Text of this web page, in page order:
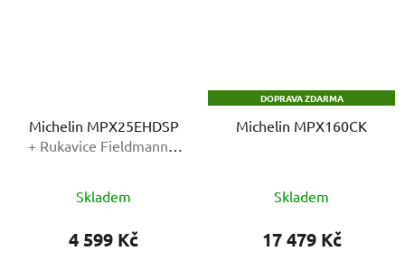
Michelin MPX25EHDSP
+ Rukavice Fieldmann v
Skladem
4 599 Kč
DOPRAVA ZDARMA
Michelin MPX160CK
Skladem
17 479 Kč